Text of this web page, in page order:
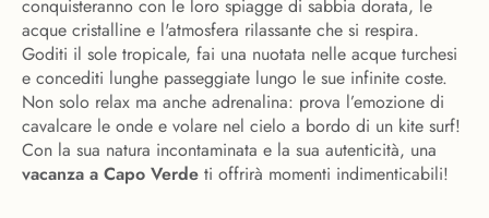
conquisteranno con le loro spiagge di sabbia dorata, le
acque cristalline e l'atmosfera rilassante che si respira.
Goditi il sole tropicale, fai una nuotata nelle acque turchesi
e concediti lunghe passeggiate lungo le sue infinite coste.
Non solo relax ma anche adrenalina: prova l’emozione di
cavalcare le onde e volare nel cielo a bordo di un kite surf!
Con la sua natura incontaminata e la sua autenticità, una
vacanza a Capo Verde ti offrirà momenti indimenticabili!